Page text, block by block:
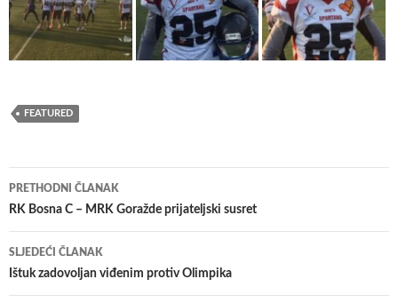
FEATURED
Navigacija
članaka
PRETHODNI ČLANAK
RK Bosna C – MRK Goražde prijateljski susret
SLJEDEĆI ČLANAK
Ištuk zadovoljan viđenim protiv Olimpika